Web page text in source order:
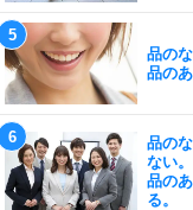
品の
品の
品の
ない。
品の
る。